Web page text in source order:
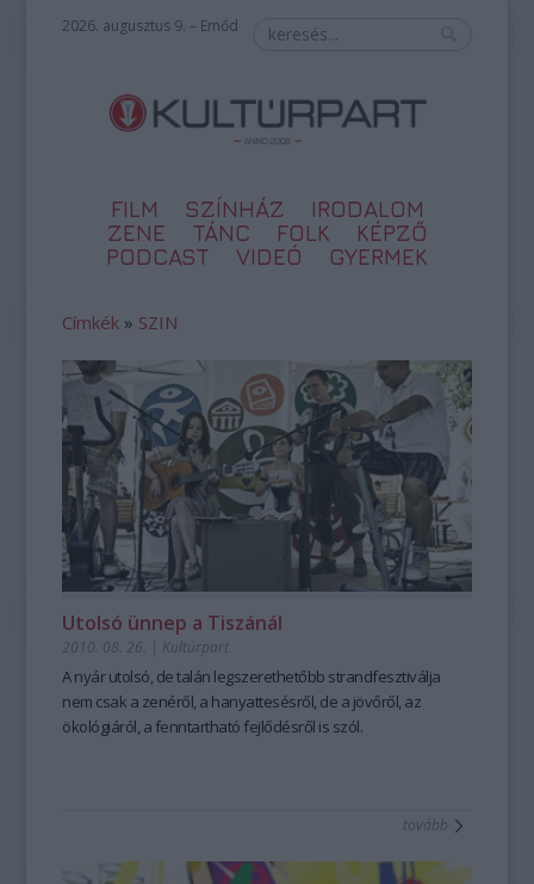
2026. augusztus 9. – Emőd
FILM SZÍNHÁZ
IRODALOM
ZENE
TÁNC FOLK
KÉPZŐ
PODCAST
VIDEÓ GYERMEK
Címkék » SZIN
Utolsó ünnep a Tiszánál
2010. 08. 26. | Kultúrpart
A nyár utolsó, de talán legszerethetőbb strandfesztiválja
nem csak a zenéről, a hanyattesésről, de a jövőről, az
ökológiáról, a fenntartható fejlődésről is szól.
tovább